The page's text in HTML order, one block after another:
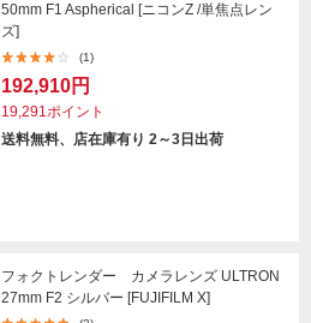
50mm F1 Aspherical [ニコンZ /単焦点レン
ズ]
(1)
192,910円
19,291ポイント
送料無料、店在庫有り 2～3日出荷
フォクトレンダー カメラレンズ ULTRON
27mm F2 シルバー [FUJIFILM X]